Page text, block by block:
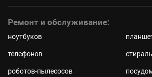
Ремонт и обслуживание:
ноутбуков
телефонов
роботов-пылесосов